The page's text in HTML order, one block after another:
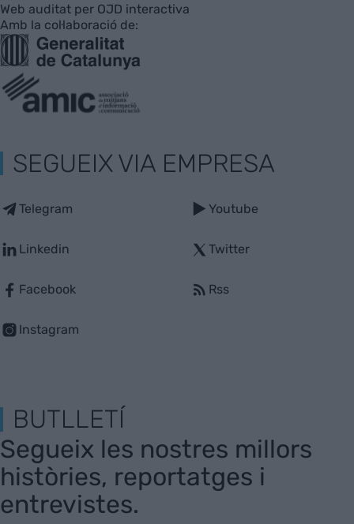
Web auditat per OJD interactiva
Amb la col·laboració de:
SEGUEIX VIA EMPRESA
Telegram
Linkedin
Facebook
Instagram
Youtube
Twitter
Rss
BUTLLETÍ
Segueix les nostres millors
històries, reportatges i
entrevistes.